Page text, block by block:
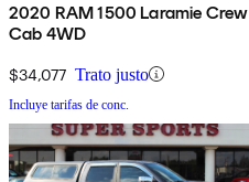
2020 RAM 1500 Laramie Crew
Cab 4WD
$34,077 Trato justo
Incluye tarifas de conc.